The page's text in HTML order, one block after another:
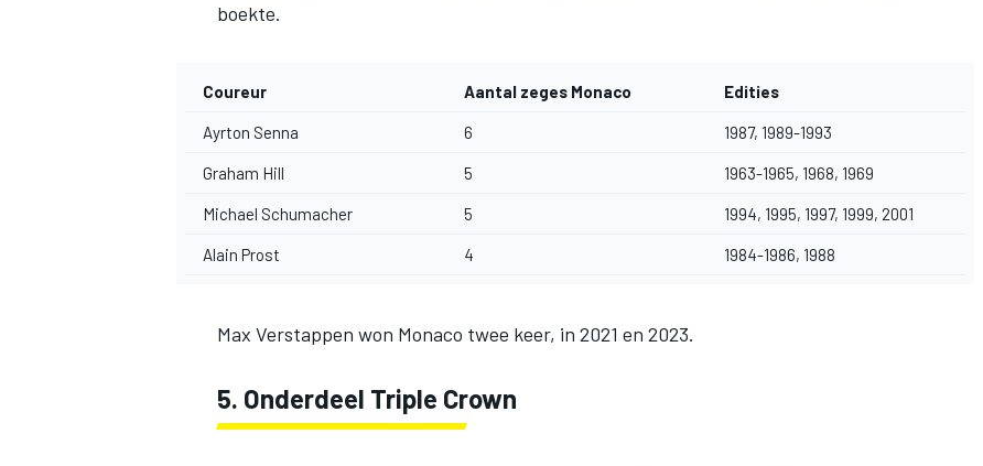
MEER RACEKLASSEN
boekte.
Coureur Aantal zeges Monaco Edities
Ayrton Senna 6 1987, 1989-1993
Graham Hill 5 1963-1965, 1968, 1969
Michael Schumacher 5 1994, 1995, 1997, 1999, 2001
Alain Prost 4 1984-1986, 1988
Max Verstappen won Monaco twee keer, in 2021 en 2023.
5. Onderdeel Triple Crown